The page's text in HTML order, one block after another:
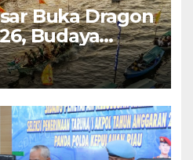
Buka Dragon
Budaya
Pariwisata